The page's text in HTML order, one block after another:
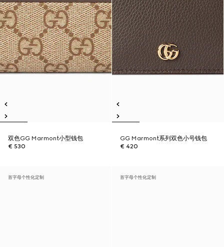
双色GG Marmont小型钱包
€ 530
GG Marmont系列双色小号钱包
€ 420
首字母个性化定制 首字母个性化定制